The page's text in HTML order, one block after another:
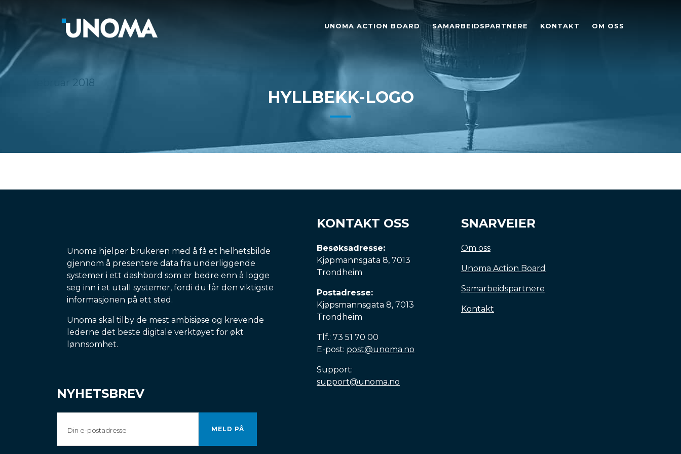
UNOMA ACTION BOARD SAMARBEIDSPARTNERE KONTAKT OM OSS
1. februar 2018
HYLLBEKK-LOGO
Unoma hjelper brukeren med å få et helhetsbilde
gjennom å presentere data fra underliggende
systemer i ett dashbord som er bedre enn å logge
seg inn i et utall systemer, fordi du får den viktigste
informasjonen på ett sted.
Unoma skal tilby de mest ambisiøse og krevende
lederne det beste digitale verktøyet for økt
lønnsomhet.
NYHETSBREV
KONTAKT OSS
Besøksadresse:
Kjøpmannsgata 8, 7013
Trondheim
Postadresse:
Kjøpsmannsgata 8, 7013
Trondheim
Tlf.: 73 51 70 00
E-post: post@unoma.no
Support:
support@unoma.no
SNARVEIER
Om oss
Unoma Action Board
Samarbeidspartnere
Kontakt